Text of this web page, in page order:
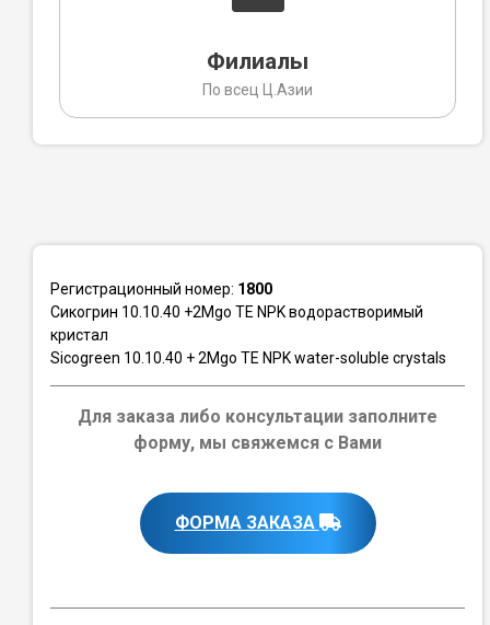
Филиалы
По всец Ц.Азии
Регистрационный номер: 1800
Сикогрин 10.10.40 +2Mgo TE NPK водорастворимый
кристал
Sicogreen 10.10.40 + 2Mgo TE NPK water-soluble crystals
Для заказа либо консультации заполните
форму, мы свяжемся с Вами
ФОРМА ЗАКАЗА